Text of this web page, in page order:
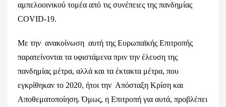
αμπελοοινικού τομέα από τις συνέπειες της πανδημίας
COVID-19.
Με την ανακοίνωση αυτή της Ευρωπαϊκής Επιτροπής
παρατείνονται τα υφιστάμενα πριν την έλευση της
πανδημίας μέτρα, αλλά και τα έκτακτα μέτρα, που
εγκρίθηκαν το 2020, ήτοι την Απόσταξη Κρίση και
Αποθεματοποίηση. Όμως, η Επιτροπή για αυτά, προβλέπει